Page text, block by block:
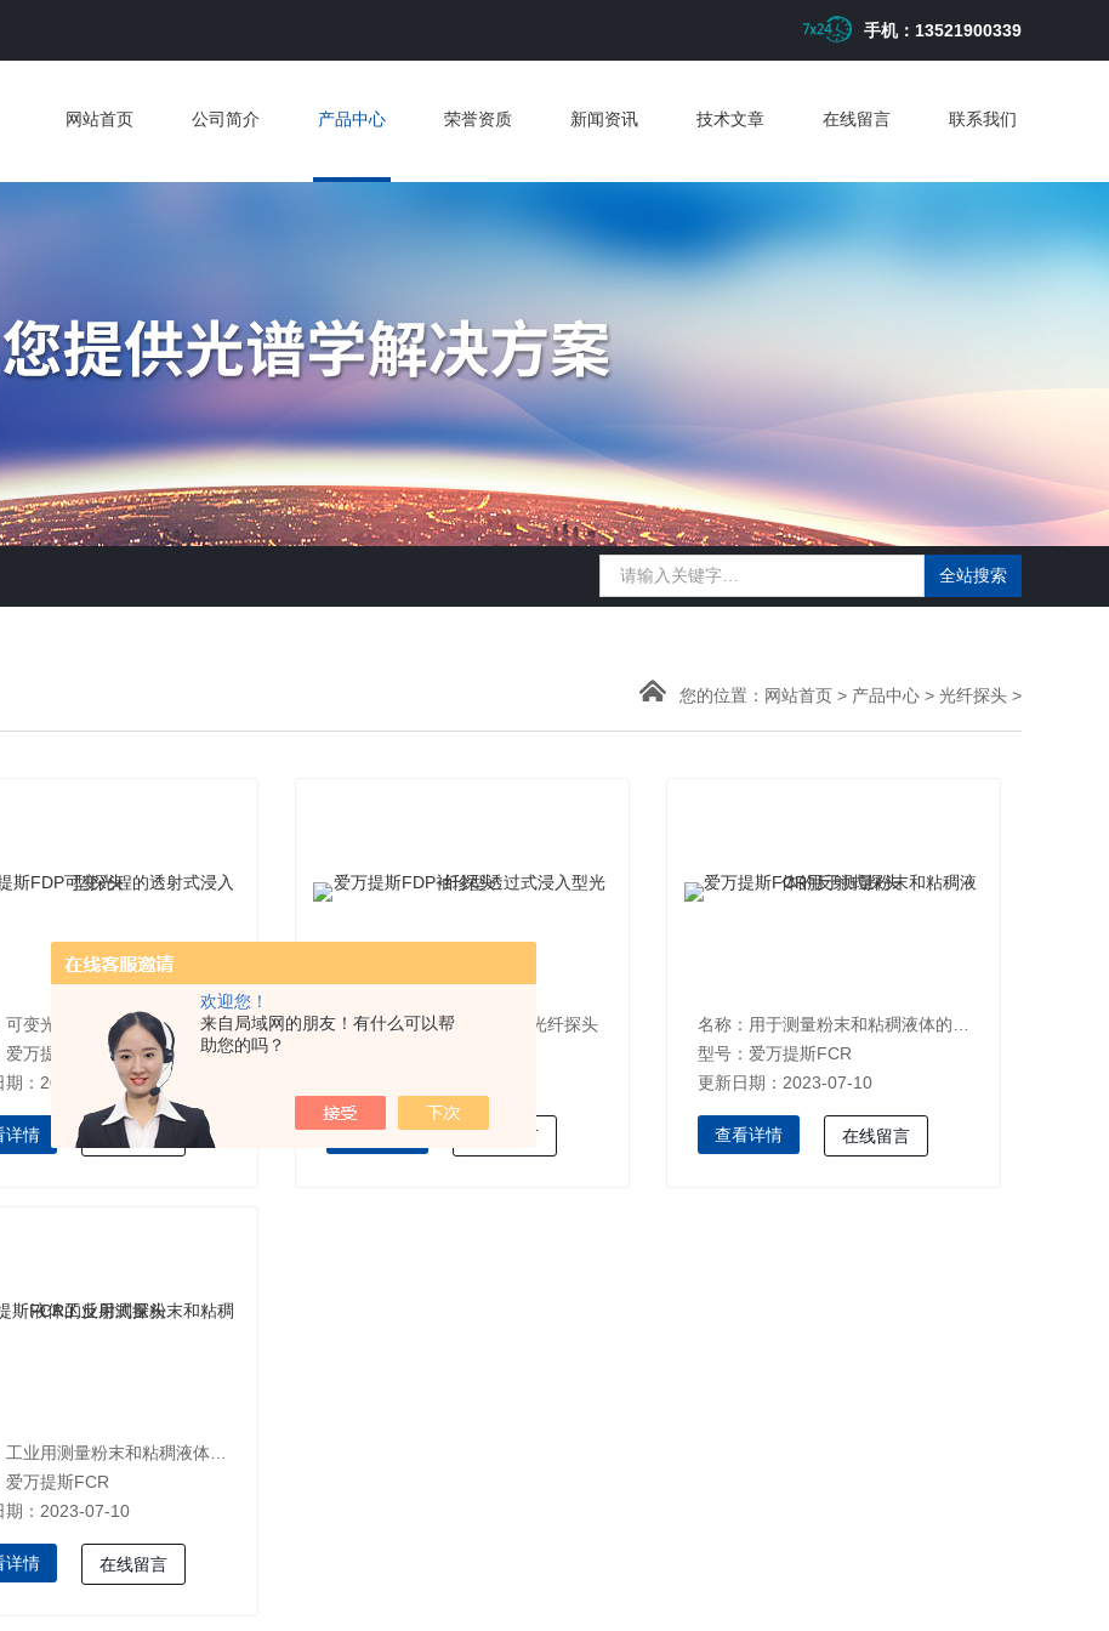
欢迎您！
来自局域网的朋友！有什么可以帮
助您的吗？
手机：13521900339
网站首页 公司简介 产品中心 荣誉资质 新闻资讯 技术文章 在线留言 联系我们
您的位置： 网站首页 > 产品中心 > 光纤探头 >
可变光程的透射式浸入型探头
万提斯FDP
期：2023-07-10
详情 在线留言
名称：袖珍型透过式浸入型光纤探头
查看详情 在线留言
型号：爱万提斯FCR
更新日期：2023-07-10
查看详情 在线留言
爱万提斯FCR
期：2023-07-10
详情 在线留言